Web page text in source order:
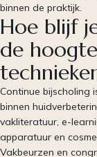
binnen de praktijk.
Hoe blijf
de
Continue bijscholing
binnen
vakliteratuur, e-
apparatuur en
Vakbeurzen en